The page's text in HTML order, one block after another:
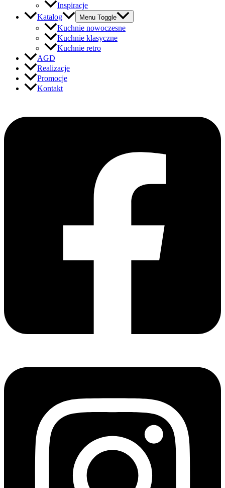
Inspiracje
Katalog
Menu Toggle
Kuchnie nowoczesne
Kuchnie klasyczne
Kuchnie retro
AGD
Realizacje
Promocje
Kontakt